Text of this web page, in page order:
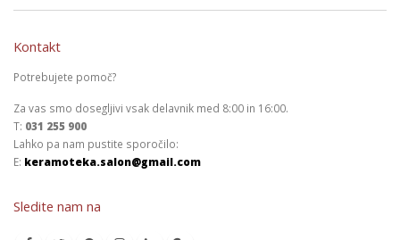
Kontakt
Potrebujete pomoč?
Za vas smo dosegljivi vsak delavnik med 8:00 in 16:00.
T: 031 255 900
Lahko pa nam pustite sporočilo:
E: keramoteka.salon@gmail.com
Sledite nam na